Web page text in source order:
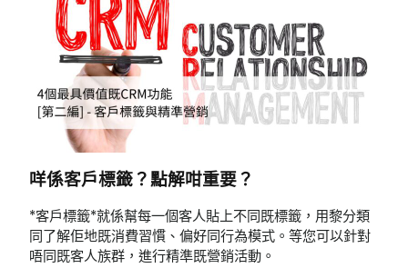
咩係客戶標籤？點解咁重要？
*客戶標籤*就係幫每一個客人貼上不同既標籤，用黎分類
同了解佢地既消費習慣、偏好同行為模式。等您可以針對
唔同既客人族群，進行精準既營銷活動。